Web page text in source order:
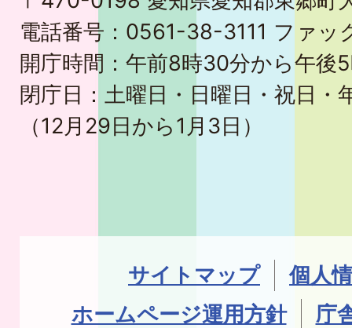
電話番号：0561-38-3111 ファ
開庁時間：午前8時30分から午後
閉庁日：土曜日・日曜日・祝日・
（12月29日から1月3日）
サイトマップ
個人
ホームページ運用方針
庁